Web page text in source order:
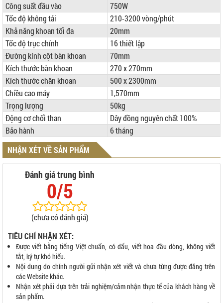
Công suất đầu vào
750W
Tốc độ không tải
210-3200 vòng/phút
Khả năng khoan tối đa
20mm
Tốc độ trục chính
16 thiết lập
Đường kính cột bàn khoan
70mm
Kích thước bàn khoan
270 x 270mm
Kích thước chân khoan
500 x 2300mm
Chiều cao máy
1,570mm
Trọng lượng
50kg
Động cơ chổi than
Dây đồng nguyên chất 100%
Bảo hành
6 tháng
NHẬN XÉT VỀ SẢN PHẨM
Đánh giá trung bình
0/5
(chưa có đánh giá)
TIÊU CHÍ NHẬN XÉT:
Được viết bằng tiếng Việt chuẩn, có dấu, viết hoa đầu dòng, không viết
tắt, ký tự khó hiểu.
Nội dung do chính người gửi nhận xét viết và chưa từng được đăng trên
các Website khác.
Nhận xét phải dựa trên trải nghiệm/cảm nhận thực tế của khách hàng về
sản phẩm.